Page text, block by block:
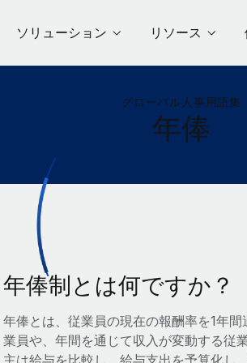
ソリューション リソース
グローバル人事用語集
年俸
年俸制とは何ですか？
年俸とは、従業員の現在の報酬率を1年
業員や、年間を通じて収入が変動する従
主は給与を比較し、給与支出を予算化し